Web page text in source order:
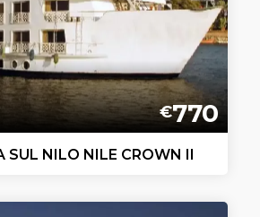
€770
SUL NILO NILE CROWN II